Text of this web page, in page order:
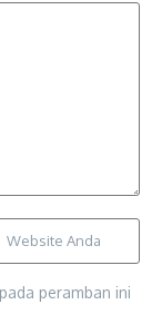
peramban ini